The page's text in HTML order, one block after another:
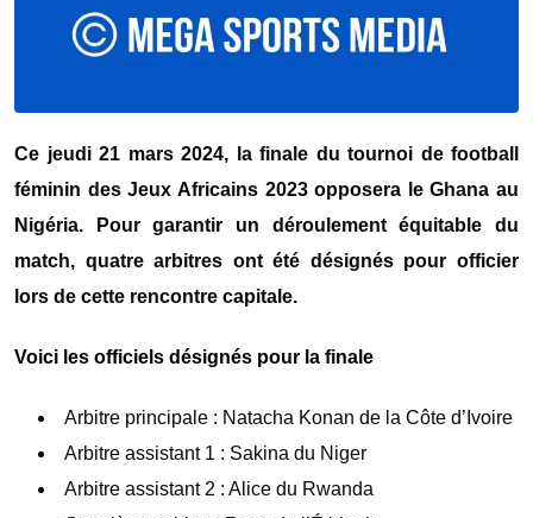
Ce jeudi 21 mars 2024, la finale du tournoi de football
féminin des Jeux Africains 2023 opposera le Ghana au
Nigéria. Pour garantir un déroulement équitable du
match, quatre arbitres ont été désignés pour officier
lors de cette rencontre capitale.
Voici les officiels désignés pour la finale
Arbitre principale : Natacha Konan de la Côte d’Ivoire
Arbitre assistant 1 : Sakina du Niger
Arbitre assistant 2 : Alice du Rwanda